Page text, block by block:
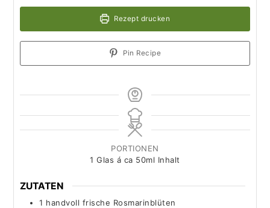
Rezept drucken
Pin Recipe
PORTIONEN
1 Glas á ca 50ml Inhalt
ZUTATEN
1 handvoll frische Rosmarinblüten